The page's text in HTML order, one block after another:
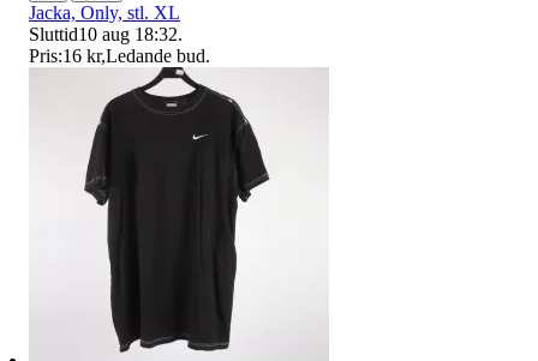
Jacka, Only, stl. XL
Sluttid10 aug 18:32.
Pris:16 kr,Ledande bud.